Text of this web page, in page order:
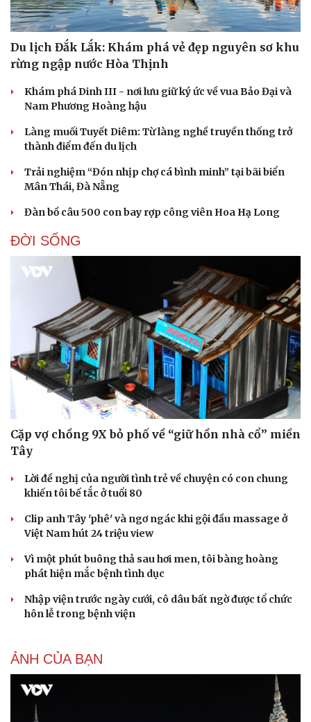
Du lịch
check-in
Du lịch Đắk Lắk: Khám phá vẻ đẹp nguyên sơ khu
rừng ngập nước Hòa Thịnh
Khám phá Dinh III - nơi lưu giữ ký ức về vua Bảo Đại và
Nam Phương Hoàng hậu
Làng muối Tuyết Diêm: Từ làng nghề truyền thống trở
thành điểm đến du lịch
Trải nghiệm “Đón nhịp chợ cá bình minh” tại bãi biển
Mân Thái, Đà Nẵng
Đàn bồ câu 500 con bay rợp công viên Hoa Hạ Long
ĐỜI SỐNG
Cặp vợ chồng 9X bỏ phố về “giữ hồn nhà cổ” miền
Tây
Lời đề nghị của người tình trẻ về chuyện có con chung
khiến tôi bế tắc ở tuổi 80
Clip anh Tây 'phê' và ngơ ngác khi gội đầu massage ở
Việt Nam hút 24 triệu view
Vì một phút buông thả sau hơi men, tôi bàng hoàng
phát hiện mắc bệnh tình dục
Nhập viện trước ngày cưới, cô dâu bất ngờ được tổ chức
hôn lễ trong bệnh viện
ẢNH CỦA BẠN